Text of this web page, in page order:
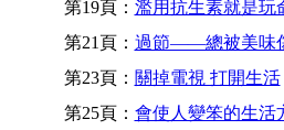
第19頁： 濫用抗生素就是玩
第21頁： 過節——總被美味
第23頁： 關掉電視 打開生活
第25頁： 會使人變笨的生活